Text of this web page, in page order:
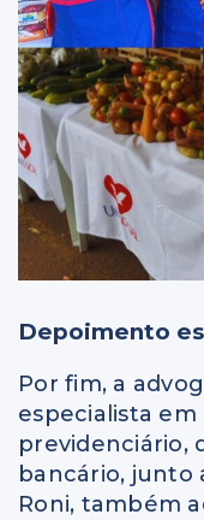
Depoimento
Por fim, a
especialista
previdenciário,
bancário, junto
Roni, também